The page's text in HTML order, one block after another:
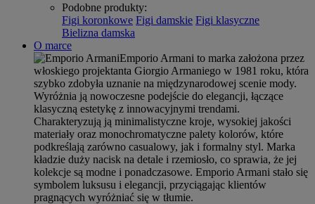
Podobne produkty:
Figi koronkowe Figi damskie Figi klasyczne
Bielizna damska
O marce
Emporio Armani to marka założona przez
włoskiego projektanta Giorgio Armaniego w 1981 roku, która
szybko zdobyła uznanie na międzynarodowej scenie mody.
Wyróżnia ją nowoczesne podejście do elegancji, łączące
klasyczną estetykę z innowacyjnymi trendami.
Charakteryzują ją minimalistyczne kroje, wysokiej jakości
materiały oraz monochromatyczne palety kolorów, które
podkreślają zarówno casualowy, jak i formalny styl. Marka
kładzie duży nacisk na detale i rzemiosło, co sprawia, że jej
kolekcje są modne i ponadczasowe. Emporio Armani stało się
symbolem luksusu i elegancji, przyciągając klientów
pragnących wyróżniać się w tłumie.